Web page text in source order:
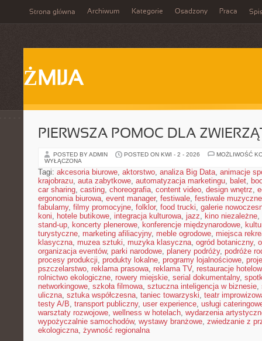
Strona główna Archiwum Kategorie Osadzony Praca
ŻMIJA
PIERWSZA POMOC DLA
POSTED BY ADMIN POSTED ON KWI - 2 - 2026
MOŻLIWOŚĆ
WYŁĄCZONA
Tagi: akcesoria biurowe, aktorstwo, analiza Big Data, animacje
krajobrazu, auta zabytkowe, automatyzacja marketingu, balet,
car sharing, casting, choreografia, content video, design wnętrz,
ergonomia biurowa, event manager, festiwale, festiwale muzyczne
fabularny, filmy promocyjne, folklor, food trucki, galerie
koni, hotele butikowe, integracja kulturowa, jazz, kino niezależne,
stand-up, koncerty plenerowe, konferencje międzynarodowe,
turystyczne, marketing afiliacyjny, meble ogrodowe, miejsca
klasyczna, muzea sztuki, muzyka klasyczna, ogród botaniczny,
organizacja eventów, parki narodowe, planery podróży, podróże
procesy produkcji, produkty lokalne, programy lojalnościowe,
pszczelarstwo, reklama prasowa, reklama TV, restauracje
rolnictwo ekologiczne, rowery miejskie, serial dokumentalny,
networkingowe, szkoła filmowa, sztuczna inteligencja w biznesie,
uliczna, sztuka współczesna, taniec towarzyski, teatr
testy A/B, transport publiczny, user experience, usługi
warsztaty rozwojowe, wellness w hotelach, wydarzenia
wypożyczalnie samochodów, wystawy branżowe, zwiedzanie z
ekologiczna, żywność regionalna